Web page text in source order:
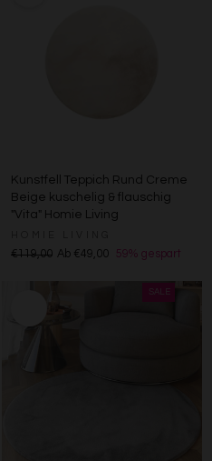
Kunstfell Teppich Rund Creme
Beige kuschelig & flauschig
"Vita" Homie Living
€119,00 Ab €49,00 59% gespart